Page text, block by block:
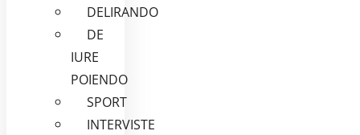
DELIRANDO
DE
IURE
POIENDO
SPORT
INTERVISTE